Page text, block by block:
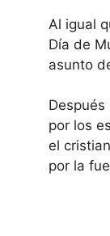
Al igual
Día de
asunto
por los
el
por la